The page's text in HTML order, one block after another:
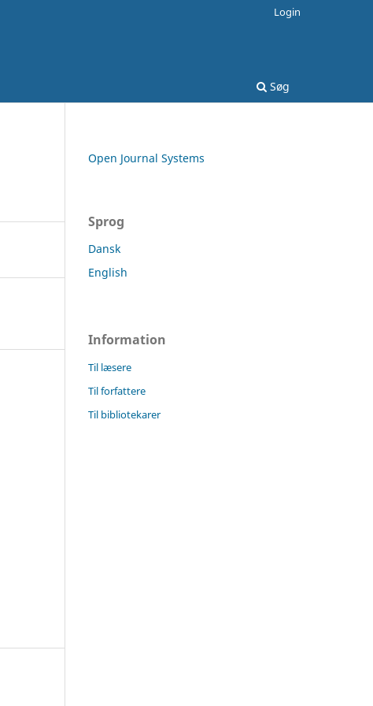
Søg
Login
Open Journal Systems
Sprog
Dansk
English
Information
Til læsere
Til forfattere
Til bibliotekarer